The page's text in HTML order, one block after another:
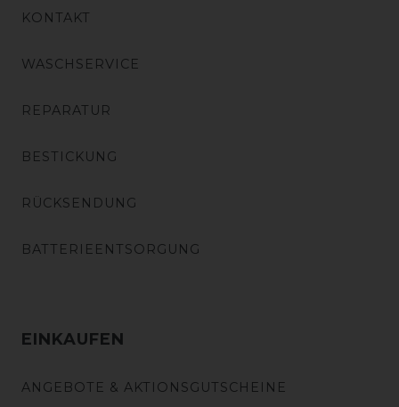
KONTAKT
WASCHSERVICE
REPARATUR
BESTICKUNG
RÜCKSENDUNG
BATTERIEENTSORGUNG
EINKAUFEN
ANGEBOTE & AKTIONSGUTSCHEINE